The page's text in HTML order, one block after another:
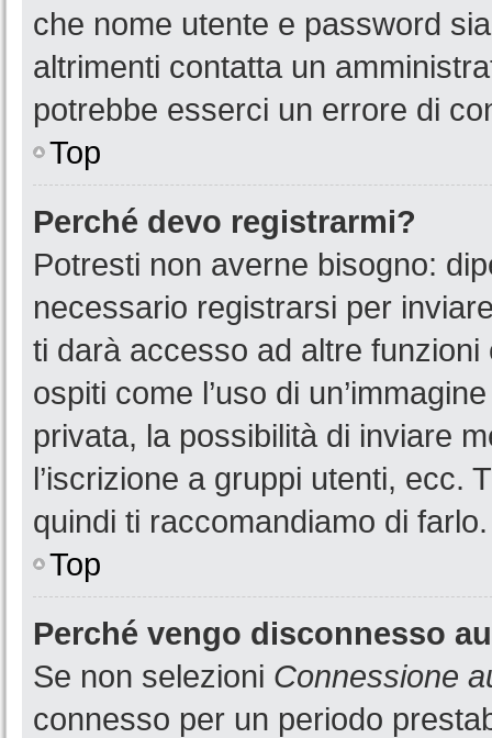
che nome utente e password
altrimenti contatta un
potrebbe esserci un errore di
Top
Perché devo registrarmi?
Potresti non averne bisogno:
necessario registrarsi per
ti darà accesso ad altre
ospiti come l’uso di
privata, la possibilità di inviare
l’iscrizione a gruppi utenti, ecc.
quindi ti raccomandiamo di farlo.
Top
Perché vengo disconnesso
Se non selezioni Connessione
connesso per un periodo